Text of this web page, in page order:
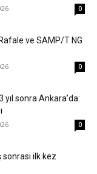
0
ve SAMP/T NG
0
yıl sonra Ankara’da:
0
ilk kez